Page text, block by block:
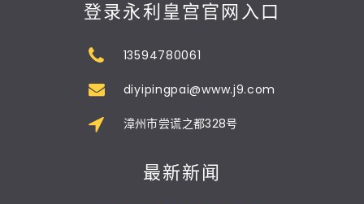
登录永利皇宫官网入口
13594780061
diyipingpai@www.j9.com
漳州市尝谎之都328号
最新新闻